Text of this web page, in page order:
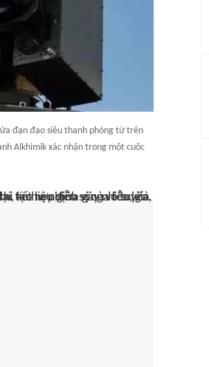
đạn đạo siêu thanh phóng từ trên
Alkhimik xác nhận trong một cuộc